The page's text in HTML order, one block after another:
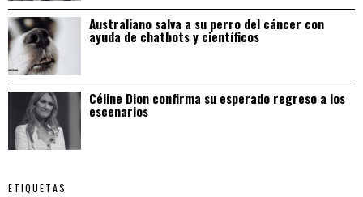
Australiano salva a su perro del cáncer con
ayuda de chatbots y científicos
Céline Dion confirma su esperado regreso a los
escenarios
ETIQUETAS